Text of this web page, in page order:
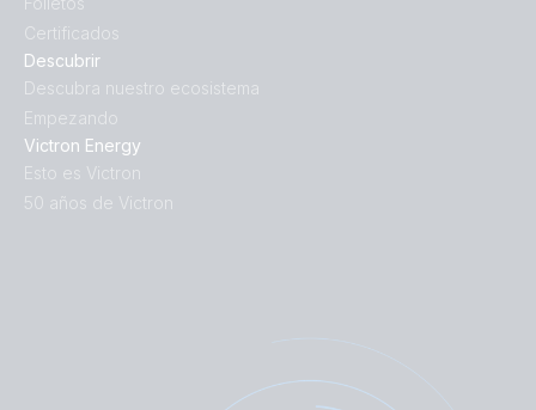
Descubrir
Descubra nuestro ecosistema
Empezando
Victron Energy
Esto es Victron
50 años de Victron
Certificados